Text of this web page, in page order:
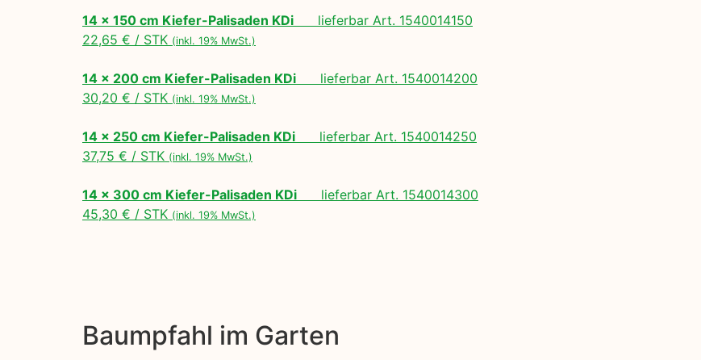
14 x 150 cm Kiefer-Palisaden KDi lieferbar Art. 1540014150
22,65 € / STK (inkl. 19% MwSt.)
14 x 200 cm Kiefer-Palisaden KDi lieferbar Art. 1540014200
30,20 € / STK (inkl. 19% MwSt.)
14 x 250 cm Kiefer-Palisaden KDi lieferbar Art. 1540014250
37,75 € / STK (inkl. 19% MwSt.)
14 x 300 cm Kiefer-Palisaden KDi lieferbar Art. 1540014300
45,30 € / STK (inkl. 19% MwSt.)
Baumpfahl im Garten